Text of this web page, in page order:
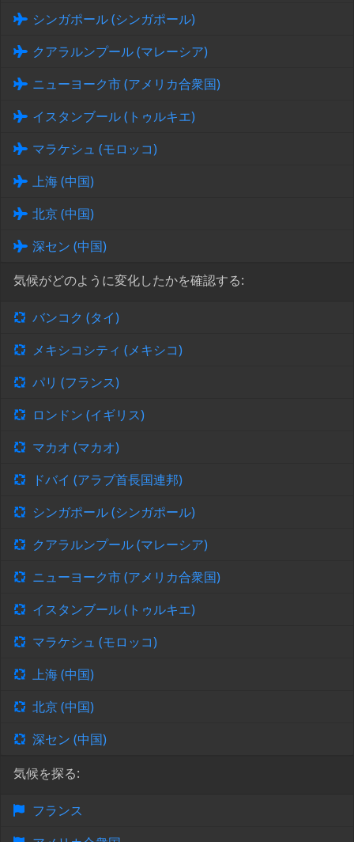
シンガポール (シンガポール)
クアラルンプール (マレーシア)
ニューヨーク市 (アメリカ合衆国)
イスタンブール (トゥルキエ)
マラケシュ (モロッコ)
上海 (中国)
北京 (中国)
深セン (中国)
気候がどのように変化したかを確認する:
バンコク (タイ)
メキシコシティ (メキシコ)
パリ (フランス)
ロンドン (イギリス)
マカオ (マカオ)
ドバイ (アラブ首長国連邦)
シンガポール (シンガポール)
クアラルンプール (マレーシア)
ニューヨーク市 (アメリカ合衆国)
イスタンブール (トゥルキエ)
マラケシュ (モロッコ)
上海 (中国)
北京 (中国)
深セン (中国)
気候を探る:
フランス